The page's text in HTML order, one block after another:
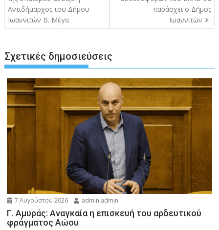
Αντιδήμαρχος του Δήμου
Ιωαννιτών B. Μέγα
παράσχει ο Δήμος
Ιωαννιτών
Σχετικές δημοσιεύσεις
7 Αυγούστου 2026 admin admin
Γ. Αμυράς: Αναγκαία η επισκευή του αρδευτικού
φράγματος Αώου